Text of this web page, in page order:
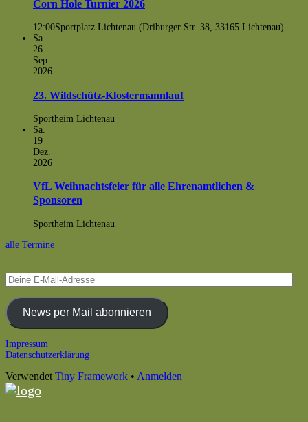
Corn Hole Turnier 2026
12:00Sportplatz Lichtenau (Driburger Str. 38, 33165 Lichtenau)
Sa.
26
Sep.
2026
23. Wildschütz-Klostermannlauf
Sportheim Lichtenau
Sa.
19
Dez.
2026
VfL Weihnachtsfeier für alle Ehrenamtlichen &
Sponsoren
Sportheim Lichtenau
alle Termine
Deine
E-
Mail-
AdresseNews per Mail abonnieren
Footer
Inhalt
Impressum
Datenschutzerklärung
Verwendet Tiny Framework • Anmelden